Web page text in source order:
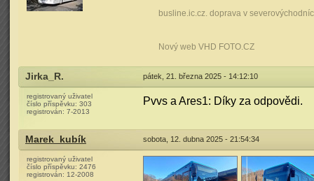
busline.ic.cz. doprava v
Nový web VHD FOTO.CZ
Jirka_R. pátek, 21. března 2025 - 14:12:10
registrovaný uživatel
číslo příspěvku: 303
registrován: 7-2013
Pvvs a Ares1: Díky za odpovědi.
Marek_kubík sobota, 12. dubna 2025 - 21:54:34
registrovaný uživatel
číslo příspěvku: 2476
registrován: 12-2008